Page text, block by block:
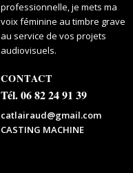
professionnelle, je mets ma
voix féminine au timbre grave
au service de vos projets
audiovisuels.
CONTACT
Tél. 06 82 24 91 39
catlairaud@gmail.com
CASTING MACHINE